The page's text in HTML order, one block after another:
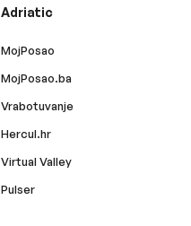
Adriatic
MojPosao
MojPosao.ba
Vrabotuvanje
Hercul.hr
Virtual Valley
Pulser